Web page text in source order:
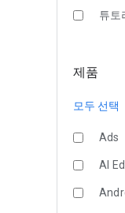
튜토
제품
모두 선택
Ads
AI